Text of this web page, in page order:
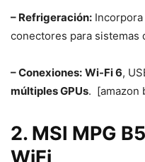
– Refrigeración: Incorpora
conectores para sistemas
– Conexiones: Wi-Fi 6,
múltiples GPUs. [amazon
2. MSI MPG